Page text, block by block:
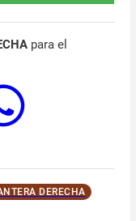
para el
DERECHA